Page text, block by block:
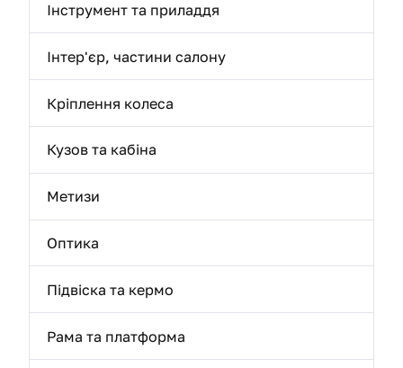
Інструмент та приладдя
Інтер'єр, частини салону
Кріплення колеса
Кузов та кабіна
Метизи
Оптика
Підвіска та кермо
Рама та платформа